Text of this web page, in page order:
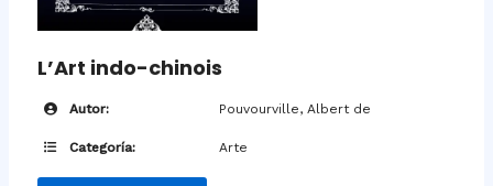
L’Art indo-chinois
Autor: Pouvourville, Albert de
Categoría: Arte